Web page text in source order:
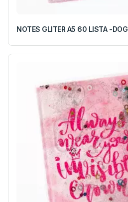
NOTES GLITER A5 60 LISTA -DOG